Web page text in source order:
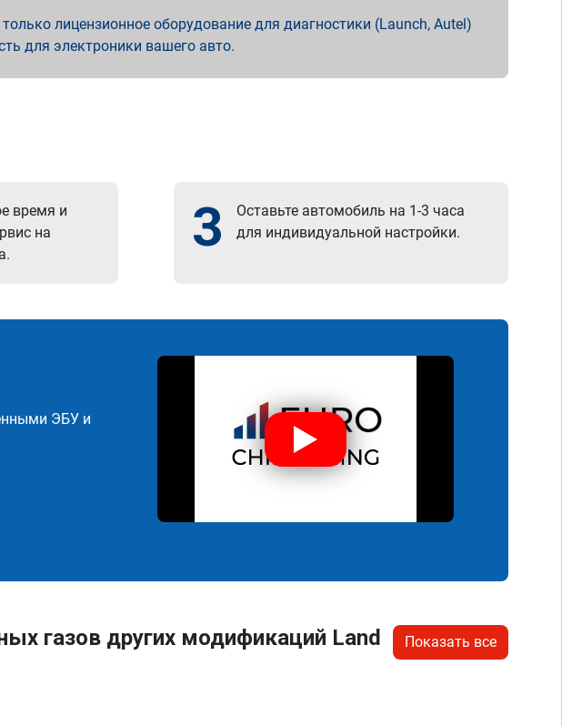
лицензионное оборудование для диагностики (Launch, Autel)
для электроники вашего авто.
время и
на
3
Оставьте автомобиль на 1-3 часа
для индивидуальной настройки.
ЭБУ и
газов других модификаций Land
Показать все